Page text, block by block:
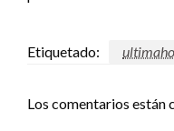
Etiquetado:
Los comentarios están